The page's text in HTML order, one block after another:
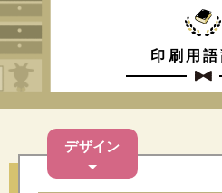
印刷用語
デザイン